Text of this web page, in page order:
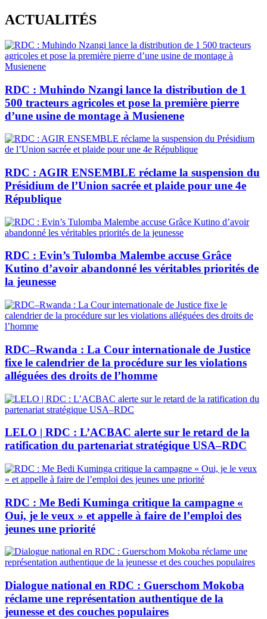
Skip
to
content
ACTUALITÉS
RDC : Muhindo Nzangi lance la distribution de 1
500 tracteurs agricoles et pose la première pierre
d’une usine de montage à Musienene
RDC : AGIR ENSEMBLE réclame la suspension du
Présidium de l’Union sacrée et plaide pour une 4e
République
RDC : Evin’s Tulomba Malembe accuse Grâce
Kutino d’avoir abandonné les véritables priorités de
la jeunesse
RDC–Rwanda : La Cour internationale de Justice
fixe le calendrier de la procédure sur les violations
alléguées des droits de l’homme
LELO | RDC : L’ACBAC alerte sur le retard de la
ratification du partenariat stratégique USA–RDC
RDC : Me Bedi Kuminga critique la campagne «
Oui, je le veux » et appelle à faire de l’emploi des
jeunes une priorité
Dialogue national en RDC : Guerschom Mokoba
réclame une représentation authentique de la
jeunesse et des couches populaires